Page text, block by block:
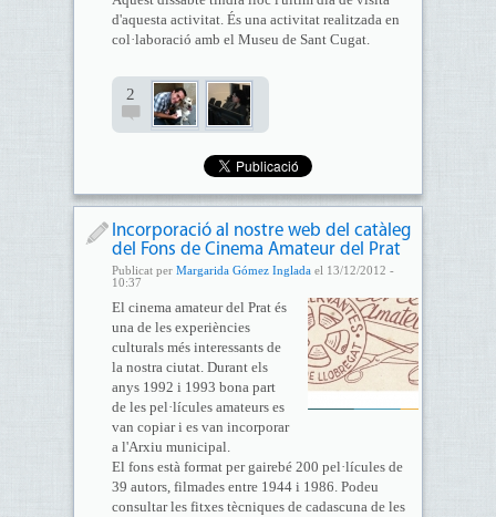
d'aquesta activitat. És una activitat realitzada en
col·laboració amb el Museu de Sant Cugat.
2
Incorporació al nostre web del catàleg
del Fons de Cinema Amateur del Prat
Publicat per Margarida Gómez Ingladael 13/12/2012 -
10:37
El cinema amateur del Prat és
una de les experiències
culturals més interessants de
la nostra ciutat. Durant els
anys 1992 i 1993 bona part
de les pel·lícules amateurs es
van copiar i es van incorporar
a l'Arxiu municipal.
El fons està format per gairebé 200 pel·lícules de
39 autors, filmades entre 1944 i 1986. Podeu
consultar les fitxes tècniques de cadascuna de les